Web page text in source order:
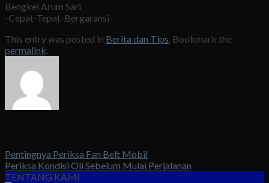
Bengkel Arum Sari
-Cepat-Tepat-Bergaransi-
This entry was posted in Berita dan Tips. Bookmark the
permalink.
Pentingnya Periksa Fan Belt Mobil
Periksa Kondisi Oli Sebelum Mulai Perjalanan
TENTANG KAMI